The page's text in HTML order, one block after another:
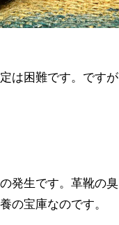
は困難です。です
発生です。革靴の
の宝庫なのです。